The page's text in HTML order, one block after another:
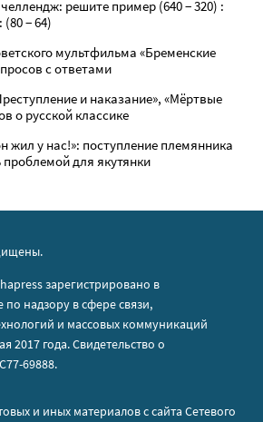
решите пример (640 − 320) :
(80 − 64)
мультфильма «Бременские
с ответами
и наказание», «Мёртвые
о русской классике
жил у нас!»: поступление племянника
для якутянки
зарегистрировано в
надзору в сфере связи,
и массовых коммуникаций
2017 года. Свидетельство о
69888.
и иных материалов с сайта Сетевого